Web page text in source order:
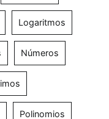
Logaritmos
Números
Polinomios